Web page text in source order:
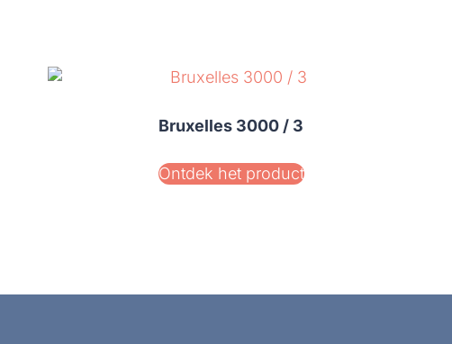
Bruxelles 3000 / 3
Ontdek het product